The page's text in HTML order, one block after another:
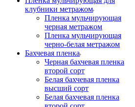
клубники метражом
Пленка мульчирующая
черная метражом
Пленка мульчирующая
черно-белая метражом
Бахчевая пленка
Черная бахчевая пленка
второй сорт
Белая бахчевая пленка
высший сорт
Белая бахчевая пленка